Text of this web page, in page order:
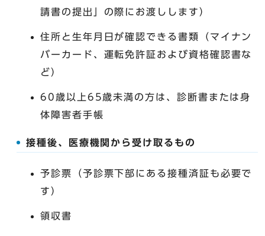
請書の提出」の際にお渡しします）
住所と生年月日が確認できる書類（マイナン
バーカード、運転免許証および資格確認書な
ど）
60歳以上65歳未満の方は、診断書または身
体障害者手帳
接種後、医療機関から受け取るもの
予診票（予診票下部にある接種済証も必要で
す）
領収書